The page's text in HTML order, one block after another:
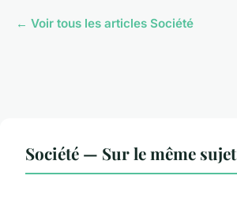
← Voir tous les articles Société
Société — Sur le même sujet